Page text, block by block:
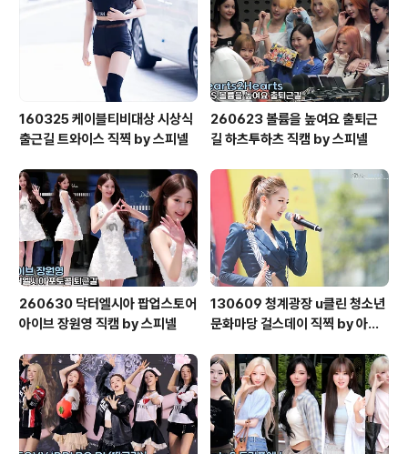
160325 케이블티비대상 시상식
출근길 트와이스 직찍 by 스피넬
260623 볼륨을 높여요 출퇴근
길 하츠투하츠 직캠 by 스피넬
260630 닥터엘시아 팝업스토어
아이브 장원영 직캠 by 스피넬
130609 청계광장 u클린 청소년
문화마당 걸스데이 직찍 by 아데